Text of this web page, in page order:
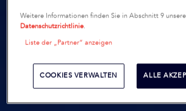
Weitere Informationen finden Sie in Abschnitt 9
Datenschutzrichtlinie.
Liste der „Partner“ anzeigen
COOKIES VERWALTEN ALLE